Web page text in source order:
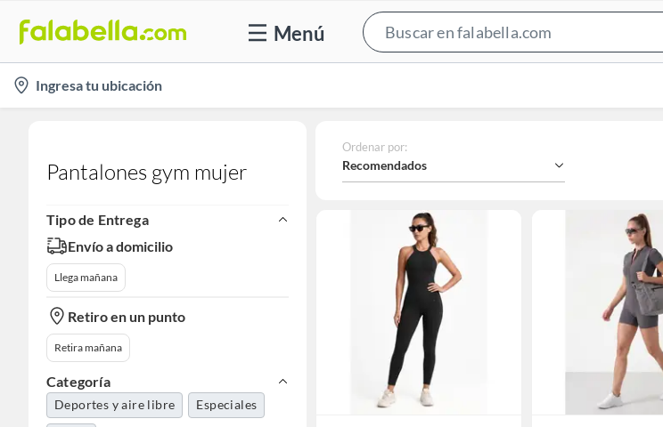
Menú
Bar
location-
icon
Ingresa tu ubicación
Pantalones gym mujer
Tipo de Entrega
Envío a domicilio
Llega mañana
Retiro en un punto
Retira mañana
Categoría
Deportes y aire libre Especiales
Ordenar por:
Recomendados